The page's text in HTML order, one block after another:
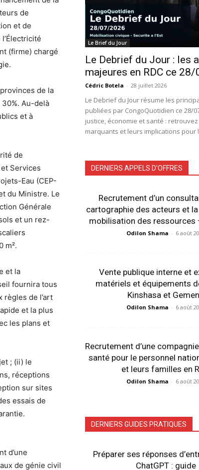
de
et de
(firme) chargé
provinces de la
30%. Au-delà
et à
de
et Services
Eau (CEP-
du Ministre. Le
Générale
et un rez-
m².
et la
fournira tous
de l’art
et la plus
les plans et
; (ii) le
réceptions
sur sites
essais de
d’une
de génie civil
Le Brief du Jour
Le Debrief du Jour : les
majeures en RDC ce
Cédric Botela - 28 juillet 2026
Le Debrief du Jour résume les
publiées par CongoQuotidien ce 28/
justice, économie et santé :
marquants et leurs implications pour
DERNIERS APPELS D'OFFRES
Recrutement d’un
cartographie des acteurs et
mobilisation des ressources
Odilon Shama - 6 août
Vente publique interne et
matériels et équipements
Kinshasa et
Odilon Shama - 6 août
Recrutement d’une
santé pour le personnel
et leurs familles en
Odilon Shama - 6 août
DERNIERS GUIDES PRATIQUES
Préparer ses réponses
ChatGPT : guide